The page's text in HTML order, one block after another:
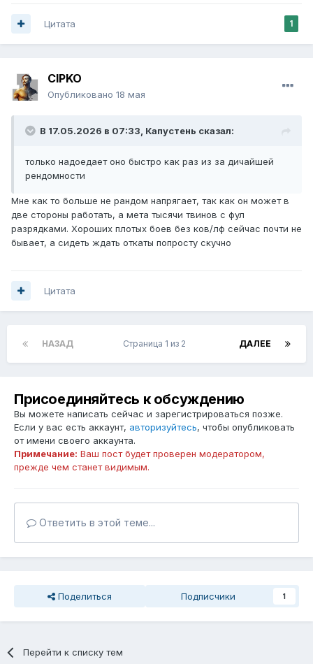
1
Цитата
CIPKO
Опубликовано 18 мая
В 17.05.2026 в 07:33, Капустень сказал:
только надоедает оно быстро как раз из за дичайшей
рендомности
Мне как то больше не рандом напрягает, так как он может в
две стороны работать, а мета тысячи твинов с фул
разрядками. Хороших плотых боев без ков/лф сейчас почти не
бывает, а сидеть ждать откаты попросту скучно
Цитата
НАЗАД ДАЛЕЕ
Страница 1 из 2
Присоединяйтесь к обсуждению
Вы можете написать сейчас и зарегистрироваться позже.
Если у вас есть аккаунт, авторизуйтесь, чтобы опубликовать
от имени своего аккаунта.
Примечание: Ваш пост будет проверен модератором,
прежде чем станет видимым.
Ответить в этой теме...
Поделиться Подписчики 1
Перейти к списку тем